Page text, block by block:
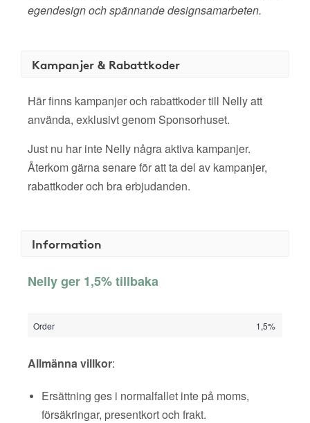
egendesign och spännande designsamarbeten.
Kampanjer & Rabattkoder
Här finns kampanjer och rabattkoder till Nelly att
använda, exklusivt genom Sponsorhuset.
Just nu har inte Nelly några aktiva kampanjer.
Återkom gärna senare för att ta del av kampanjer,
rabattkoder och bra erbjudanden.
Information
Nelly ger 1,5% tillbaka
Order 1,5%
Allmänna villkor:
Ersättning ges i normalfallet inte på moms,
försäkringar, presentkort och frakt.